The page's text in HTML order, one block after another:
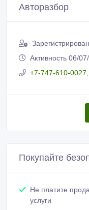
Авторазбор
Активность 06/
+7-747-610-
Покупайте
Не платите
услуги